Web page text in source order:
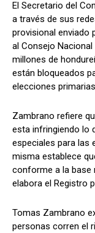
Facebook
Facebook
El Secretario del
a través de sus
provisional enviado
al Consejo
millones de
están bloqueados
elecciones
Zambrano refiere
esta infringiendo lo
especiales para las
misma establece
conforme a la base
elabora el Registro
Tomas Zambrano
personas corren el